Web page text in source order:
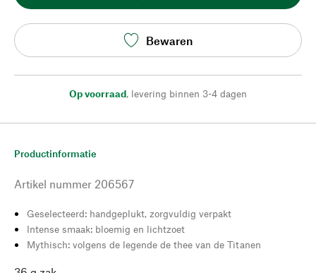
Bewaren
Op voorraad, levering binnen 3-4 dagen
Productinformatie
Artikel nummer 206567
Geselecteerd: handgeplukt, zorgvuldig verpakt
Intense smaak: bloemig en lichtzoet
Mythisch: volgens de legende de thee van de Titanen